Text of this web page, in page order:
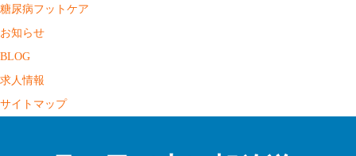
糖尿病フットケア
お知らせ
BLOG
求人情報
サイトマップ